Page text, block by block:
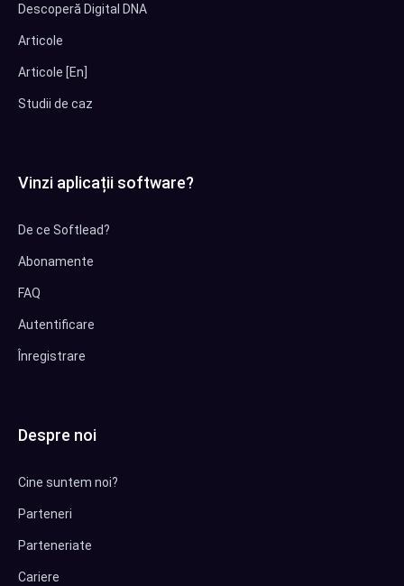
Descoperă Digital DNA
Articole
Articole [En]
Studii de caz
Vinzi aplicații software?
De ce Softlead?
Abonamente
FAQ
Autentificare
Înregistrare
Despre noi
Cine suntem noi?
Parteneri
Parteneriate
Cariere